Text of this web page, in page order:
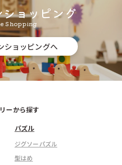
お買い上げ金額に関係なく
330円
ョッピング
Shopping
ショッピングへ
ーから探す
パズル
ジグソーパズル
型はめ